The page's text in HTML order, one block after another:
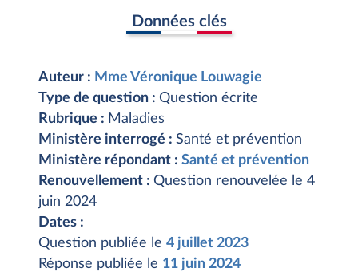
Données clés
Auteur : Mme Véronique Louwagie
Type de question : Question écrite
Rubrique : Maladies
Ministère interrogé : Santé et prévention
Ministère répondant : Santé et prévention
Renouvellement : Question renouvelée le 4
juin 2024
Dates :
Question publiée le 4 juillet 2023
Réponse publiée le 11 juin 2024